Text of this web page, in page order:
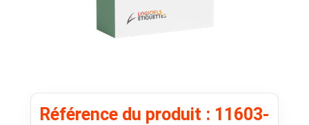
Référence du produit : 11603-